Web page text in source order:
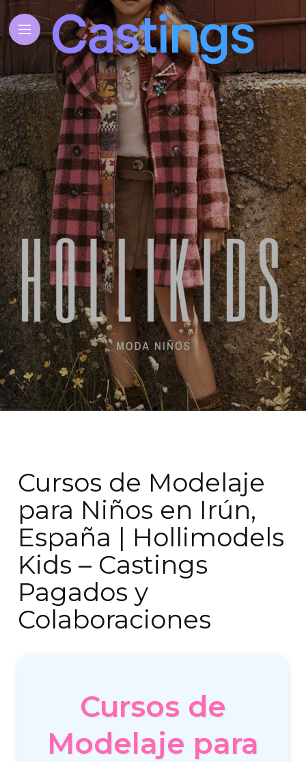
Cursos de Modelaje
para Niños en Irún,
España | Hollimodels
Kids – Castings
Pagados y
Colaboraciones
Cursos de
Modelaje para